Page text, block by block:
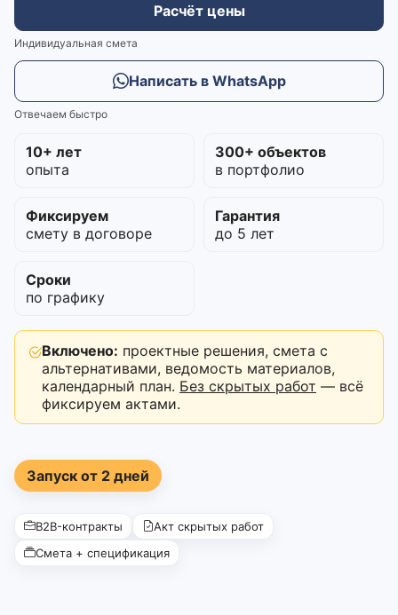
Расчёт цены
Индивидуальная смета
Написать в WhatsApp
Отвечаем быстро
10+ лет
опыта
300+ объектов
в портфолио
Фиксируем
смету в договоре
Гарантия
до 5 лет
Сроки
по графику
Включено: проектные решения, смета с
альтернативами, ведомость материалов,
календарный план. Без скрытых работ — всё
фиксируем актами.
Запуск от 2 дней
B2B-контракты
Акт скрытых работ
Смета + спецификация